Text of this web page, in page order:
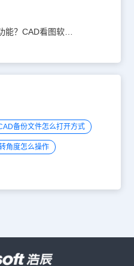
CAD中如何区分各种标注功能？CAD看图软件标注技巧
备份文件怎么打开方式
角度怎么操作